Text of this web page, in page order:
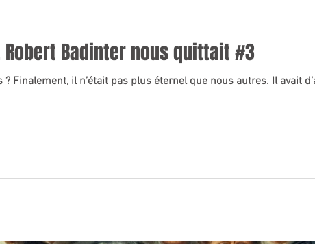
Badinter nous quittait #3
Finalement, il n’était pas plus éternel que nous autres. Il avait